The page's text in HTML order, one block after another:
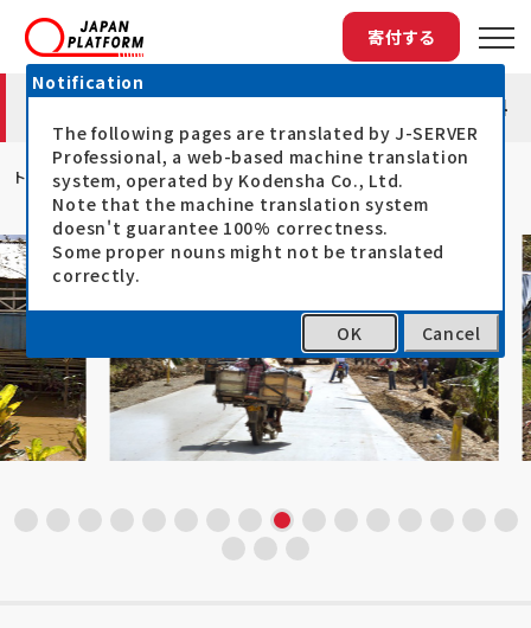
寄付する
フィリピン台風ハグピート被災者支援2014
トップ フィリピン台風ハグピート被災者支援201...
Notification
The following pages are translated by J-SERVER
Professional, a web-based machine translation
system, operated by Kodensha Co., Ltd.
Note that the machine translation system
doesn't guarantee 100% correctness.
Some proper nouns might not be translated
correctly.
OK Cancel